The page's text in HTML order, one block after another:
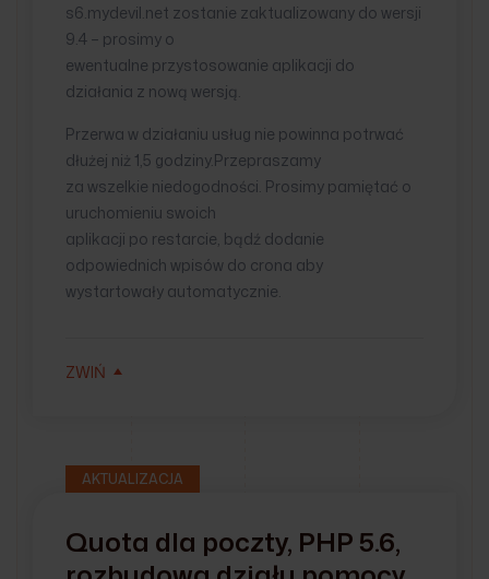
s6.mydevil.net zostanie zaktualizowany do wersji
9.4 – prosimy o
ewentualne przystosowanie aplikacji do
działania z nową wersją.
Przerwa w działaniu usług nie powinna potrwać
dłużej niż 1,5 godziny.Przepraszamy
za wszelkie niedogodności. Prosimy pamiętać o
uruchomieniu swoich
aplikacji po restarcie, bądź dodanie
odpowiednich wpisów do crona aby
wystartowały automatycznie.
ZWIŃ
AKTUALIZACJA
Quota dla poczty, PHP 5.6,